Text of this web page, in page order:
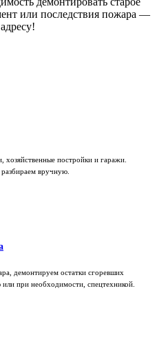
или последствия пожара —
постройки и гаражи.
вручную.
демонтируем остатки сгоревших
при необходимости, спецтехникой.